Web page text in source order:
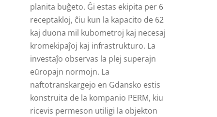
planita buĝeto. Ĝi estas ekipita per 6
receptakloj, ĉiu kun la kapacito de 62
kaj duona mil kubometroj kaj necesaj
kromekipaĵoj kaj infrastrukturo. La
investaĵo observas la plej superajn
eŭropajn normojn. La
naftotranskargejo en Gdansko estis
konstruita de la kompanio PERM, kiu
ricevis permeson utiligi la objekton